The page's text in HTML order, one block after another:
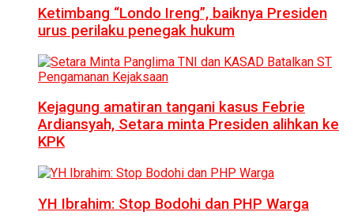
Ketimbang “Londo Ireng”, baiknya Presiden
urus perilaku penegak hukum
Kejagung amatiran tangani kasus Febrie
Ardiansyah, Setara minta Presiden alihkan ke
KPK
YH Ibrahim: Stop Bodohi dan PHP Warga